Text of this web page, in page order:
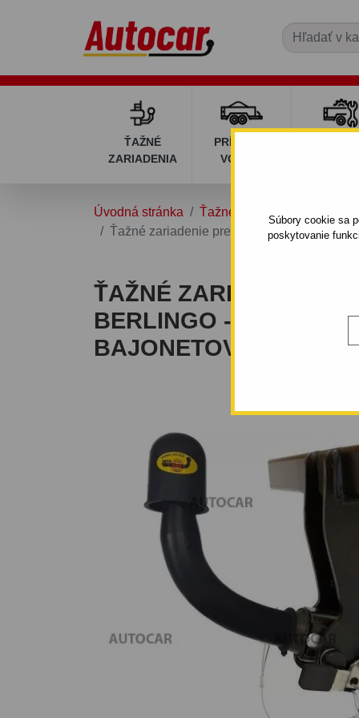
Súbory cookie sa
poskytovanie
ŤAŽNÉ
ZARIADENIA
PRÍVESNÉ
VOZÍKY
Úvodná stránka Ťažné zariadenia
Ťažné zariadenie pre Citroen BERLINGO
ŤAŽNÉ ZARIADENIE
BERLINGO -
BAJONETOVÝ SYSTÉM